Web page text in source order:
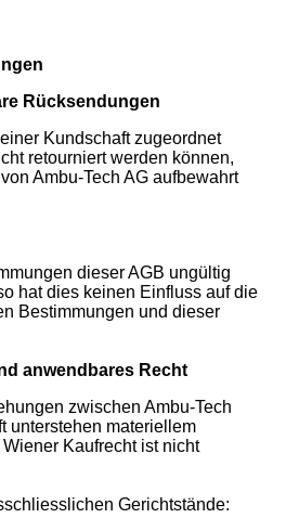
Rücksendungen
Kundschaft zugeordnet
retourniert werden können,
Ambu-Tech AG aufbewahrt
dieser AGB ungültig
hat dies keinen Einfluss auf die
Bestimmungen und dieser
anwendbares Recht
zwischen Ambu-Tech
unterstehen materiellem
Kaufrecht ist nicht
Gerichtstände: